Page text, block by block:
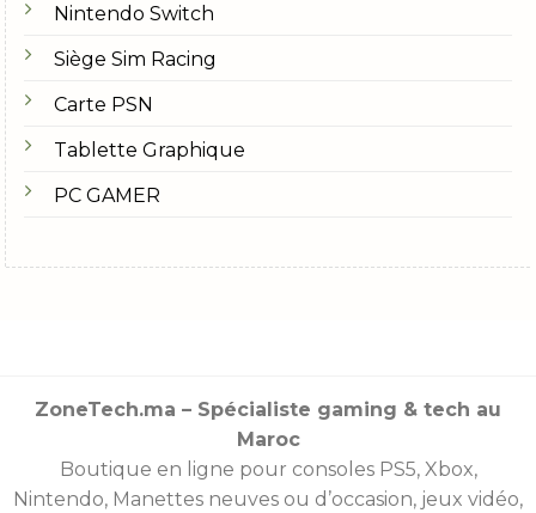
Nintendo Switch
Siège Sim Racing
Carte PSN
Tablette Graphique
PC GAMER
ZoneTech.ma – Spécialiste gaming & tech au
Maroc
Boutique en ligne pour consoles PS5, Xbox,
Nintendo, Manettes neuves ou d’occasion, jeux vidéo,